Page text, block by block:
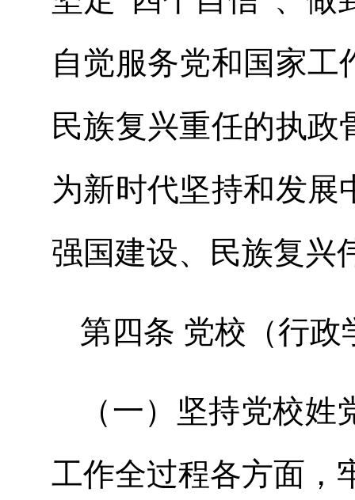
自觉服务党和国家
民族复兴重任的执政
为新时代坚持和发展
强国建设、民族复兴
第四条 党校（行
（一）坚持党校
工作全过程各方面，